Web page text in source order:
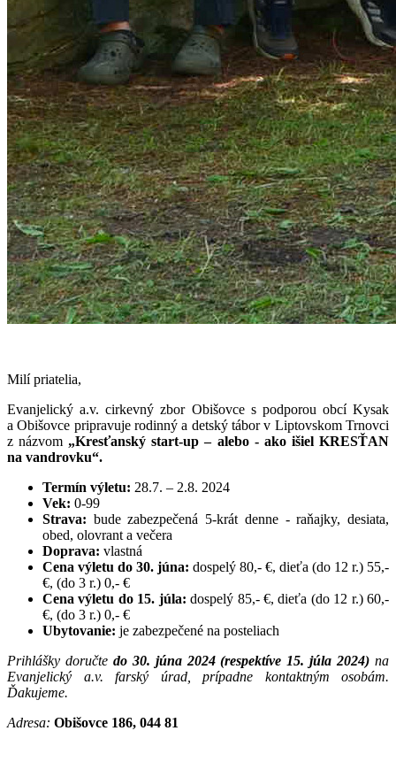
Milí priatelia,
Evanjelický a.v. cirkevný zbor Obišovce s podporou obcí Kysak
a Obišovce pripravuje rodinný a detský tábor v Liptovskom Trnovci
z názvom „Kresťanský start-up – alebo - ako išiel KRESŤAN
na vandrovku“.
Termín výletu: 28.7. – 2.8. 2024
Vek: 0-99
Strava: bude zabezpečená 5-krát denne - raňajky, desiata,
obed, olovrant a večera
Doprava: vlastná
Cena výletu do 30. júna: dospelý 80,- €, dieťa (do 12 r.) 55,-
€, (do 3 r.) 0,- €
Cena výletu do 15. júla:dospelý 85,- €, dieťa (do 12 r.) 60,-
€, (do 3 r.) 0,- €
Ubytovanie: je zabezpečené na posteliach
Prihlášky doručte do 30. júna 2024 (respektíve 15. júla 2024)na
Evanjelický a.v. farský úrad, prípadne kontaktným osobám.
Ďakujeme.
Adresa: Obišovce 186, 044 81